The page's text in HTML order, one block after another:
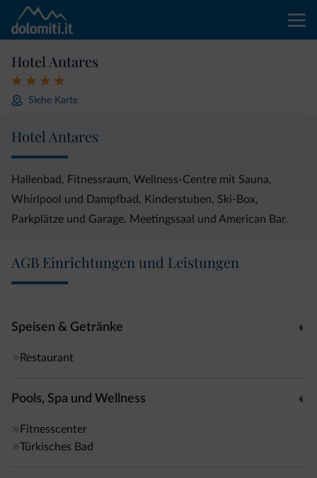
Hotel Antares
Siehe Karte
Hotel Antares
Hallenbad, Fitnessraum, Wellness-Centre mit Sauna,
Whirlpool und Dampfbad, Kinderstuben, Ski-Box,
Parkplätze und Garage. Meetingssaal und American Bar.
AGB Einrichtungen und Leistungen
Speisen & Getränke
Restaurant
Pools, Spa und Wellness
Fitnesscenter
Türkisches Bad